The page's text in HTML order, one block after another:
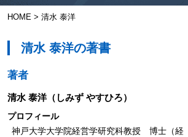
HOME> 清水 泰洋
清水 泰洋の著書
著者
清水 泰洋（しみず やすひろ）
プロフィール
神戸大学大学院経営学研究科教授 博士（経